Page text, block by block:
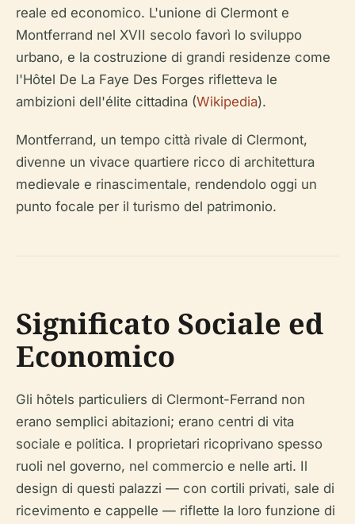
reale ed economico. L'unione di Clermont e
Montferrand nel XVII secolo favorì lo sviluppo
urbano, e la costruzione di grandi residenze come
l'Hôtel De La Faye Des Forges rifletteva le
ambizioni dell'élite cittadina (Wikipedia).
Montferrand, un tempo città rivale di Clermont,
divenne un vivace quartiere ricco di architettura
medievale e rinascimentale, rendendolo oggi un
punto focale per il turismo del patrimonio.
Significato Sociale ed
Economico
Gli hôtels particuliers di Clermont-Ferrand non
erano semplici abitazioni; erano centri di vita
sociale e politica. I proprietari ricoprivano spesso
ruoli nel governo, nel commercio e nelle arti. Il
design di questi palazzi — con cortili privati, sale di
ricevimento e cappelle — riflette la loro funzione di